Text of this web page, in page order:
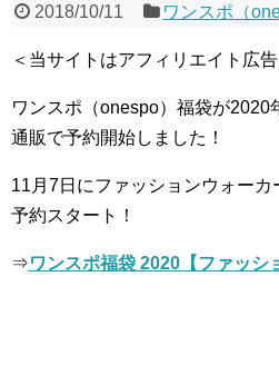
2018/10/11 ワンスポ（
＜当サイトはアフィリエイト広
ワンスポ（onespo）福袋が2020
通販で予約開始しました！
11月7日にファッションウォーカ
予約スタート！
⇒ワンスポ福袋 2020【ファッシ